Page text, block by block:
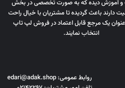
و آموزش دیده که به صورت تخصصی در بخش
دارند باعث گردیده تا مشتریان با خیال راحت
عنوان یک مرجع قابل اعتماد در فروش لپ تاپ
انتخاب نمایند.
روابط عمومی: edari@adak.shop